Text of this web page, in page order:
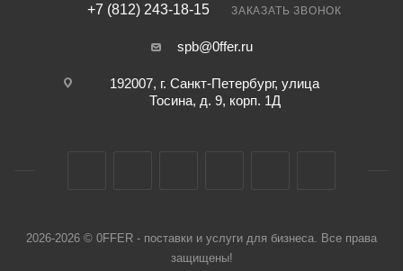
+7 (812) 243-18-15 ЗАКАЗАТЬ ЗВОНОК
spb@0ffer.ru
192007, г. Санкт-Петербург, улица
Тосина, д. 9, корп. 1Д
2026-2026 © 0FFER - поставки и услуги для бизнеса. Все права
защищены!